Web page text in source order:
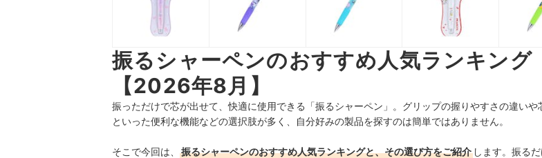
振るシャーペンのおすすめ人気ランキング
【2026年8月】
振っただけで芯が出せて、快適に使用できる「振るシャーペン」。グリップの握りやすさの違いや
といった便利な機能などの選択肢が多く、自分好みの製品を探すのは簡単ではありません。
そこで今回は、 振るシャーペンのおすすめ人気ランキングと、その選び方をご紹介 します。振る